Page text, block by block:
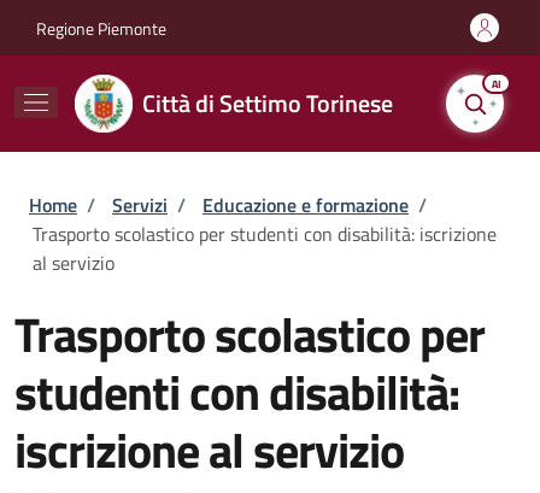
Regione Piemonte
Città di Settimo Torinese
AI
Briciole di pane
Home / Servizi / Educazione e formazione /
Trasporto scolastico per studenti con disabilità: iscrizione
al servizio
Trasporto scolastico per
studenti con disabilità:
iscrizione al servizio